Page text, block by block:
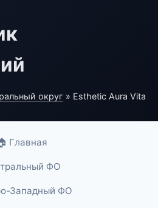
округ » Esthetic Aura Vita
Главная
ФО
Западный ФО